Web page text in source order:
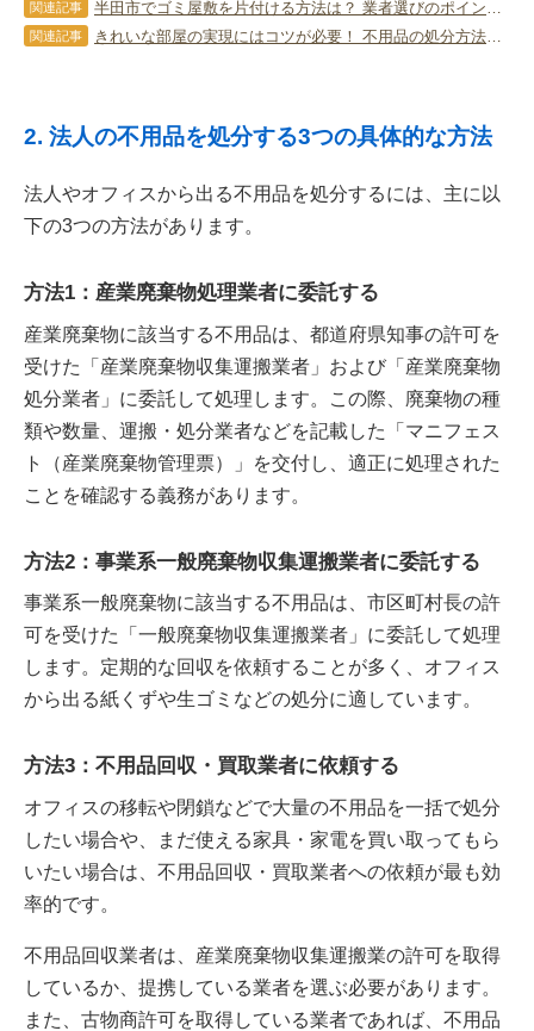
関連記事 半田市でゴミ屋敷を片付ける方法は？ 業者選びのポイントも紹介！
関連記事 きれいな部屋の実現にはコツが必要！ 不用品の処分方法も紹介
2. 法人の不用品を処分する3つの具体的な方法
法人やオフィスから出る不用品を処分するには、主に以
下の3つの方法があります。
方法1：産業廃棄物処理業者に委託する
産業廃棄物に該当する不用品は、都道府県知事の許可を
受けた「産業廃棄物収集運搬業者」および「産業廃棄物
処分業者」に委託して処理します。この際、廃棄物の種
類や数量、運搬・処分業者などを記載した「マニフェス
ト（産業廃棄物管理票）」を交付し、適正に処理された
ことを確認する義務があります。
方法2：事業系一般廃棄物収集運搬業者に委託する
事業系一般廃棄物に該当する不用品は、市区町村長の許
可を受けた「一般廃棄物収集運搬業者」に委託して処理
します。定期的な回収を依頼することが多く、オフィス
から出る紙くずや生ゴミなどの処分に適しています。
方法3：不用品回収・買取業者に依頼する
オフィスの移転や閉鎖などで大量の不用品を一括で処分
したい場合や、まだ使える家具・家電を買い取ってもら
いたい場合は、不用品回収・買取業者への依頼が最も効
率的です。
不用品回収業者は、産業廃棄物収集運搬業の許可を取得
しているか、提携している業者を選ぶ必要があります。
また、古物商許可を取得している業者であれば、不用品